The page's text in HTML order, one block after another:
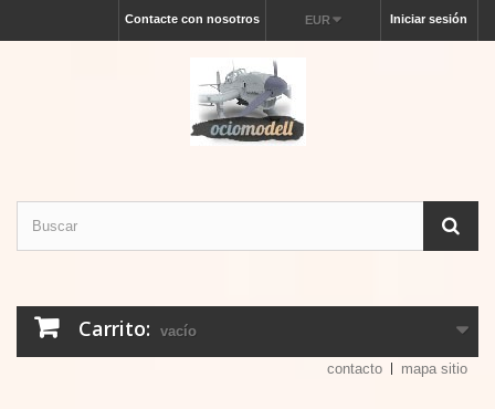
Iniciar sesión
EUR
Contacte con nosotros
Carrito: vacío
contacto mapa sitio